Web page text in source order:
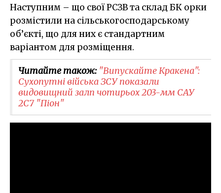
Наступним – що свої РСЗВ та склад БК орки
розмістили на сільськогосподарському
об’єкті, що для них є стандартним
варіантом для розміщення.
Читайте також: "Випускайте Кракена":
Сухопутні війська ЗСУ показали
видовищний залп чотирьох 203-мм САУ
2С7 "Піон"